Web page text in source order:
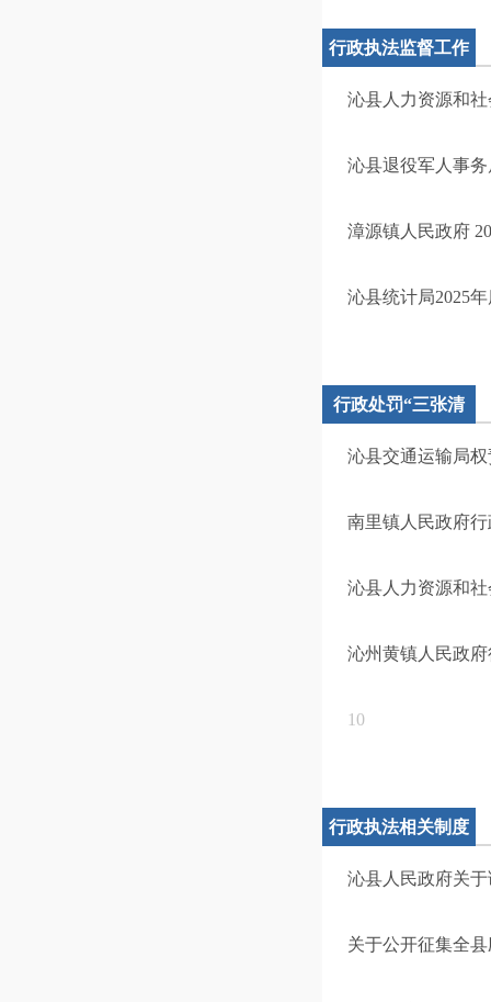
行政执法监督工作
计划
沁县人力资源和
沁县退役军人事
漳源镇人民政府
沁县统计局2025
行政处罚“三张清
单”
沁县交通运输局
南里镇人民政府
沁县人力资源和
沁州黄镇人民政
10
行政执法相关制度
沁县人民政府关
关于公开征集全